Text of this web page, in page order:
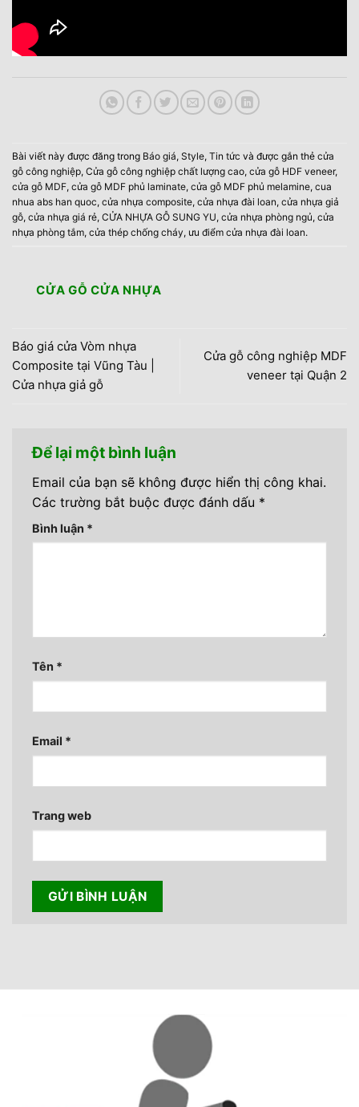
Bài viết này được đăng trong Báo giá, Style, Tin tức và được gắn thẻ cửa
gỗ công nghiệp, Cửa gỗ công nghiệp chất lượng cao, cửa gỗ HDF veneer,
cửa gỗ MDF, cửa gỗ MDF phủ laminate, cửa gỗ MDF phủ melamine, cua
nhua abs han quoc, cửa nhựa composite, cửa nhựa đài loan, cửa nhựa giả
gỗ, cửa nhựa giá rẻ, CỬA NHỰA GỖ SUNG YU, cửa nhựa phòng ngủ, cửa
nhựa phòng tắm, cửa thép chống cháy, ưu điểm cửa nhựa đài loan.
CỬA GỖ CỬA NHỰA
Báo giá cửa Vòm nhựa
Composite tại Vũng Tàu |
Cửa nhựa giả gỗ
Cửa gỗ công nghiệp MDF
veneer tại Quận 2
Để lại một bình luận
Email của bạn sẽ không được hiển thị công khai.
Các trường bắt buộc được đánh dấu *
Bình luận *
Tên *
Email *
Trang web